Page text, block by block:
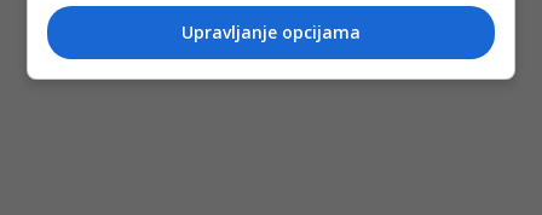
Upravljanje opcijama